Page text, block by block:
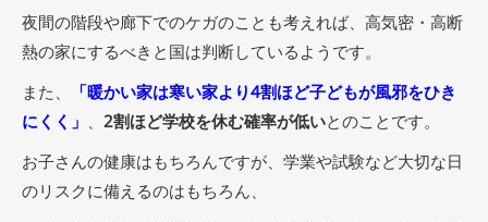
夜間の階段や廊下でのケガのことも考えれば、高気密・高断
熱の家にするべきと国は判断しているようです。
また、
「暖かい家は寒い家より4割ほど子どもが風邪をひき
にくく」
2割ほど学校を休む確率が低いとのことです。
お子さんの健康はもちろんですが、学業や試験など大切な日
のリスクに備えるのはもちろん、